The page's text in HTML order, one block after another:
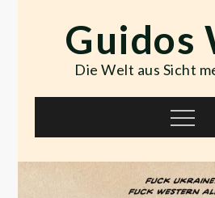
contentGuidos
Die Welt aus Sicht
Menu